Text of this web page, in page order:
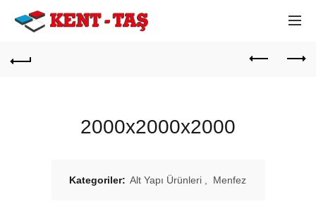
2000x2000x2000
Kategoriler: Alt Yapı Ürünleri Menfez